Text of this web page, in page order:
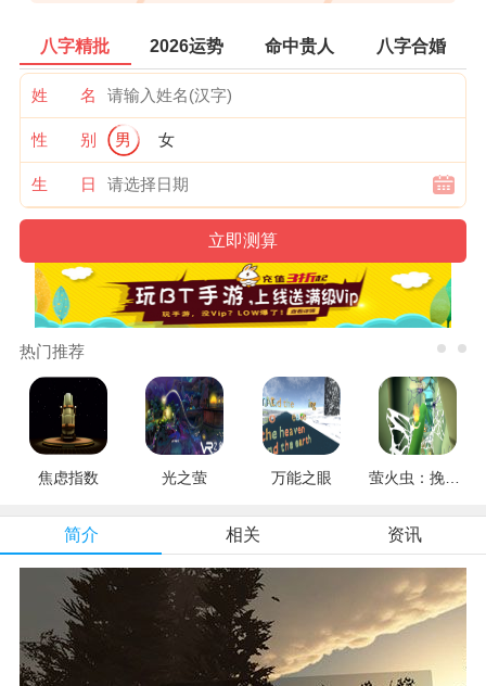
八字精批 2026运势 命中贵人 八字合婚
姓 名
性 别 男 女
生 日
热门推荐
焦虑指数 光之萤 万能之眼
简介 相关 资讯